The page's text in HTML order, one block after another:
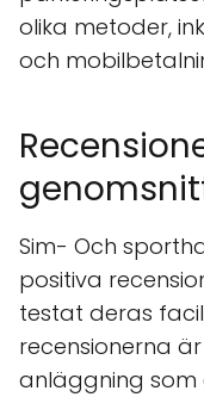
olika metoder,
och
Sim- Och
positiva
testat deras
recensionerna
anläggning som